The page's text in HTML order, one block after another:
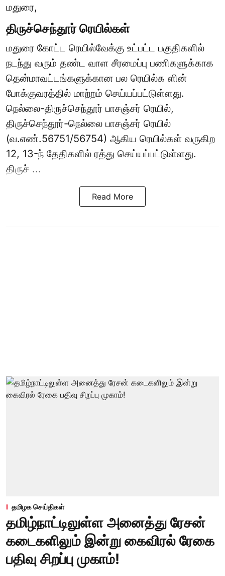
மதுரை,
திருச்செந்தூர் ரெயில்கள்
மதுரை கோட்ட ரெயில்வேக்கு உட்பட்ட பகுதிகளில்
நடந்து வரும் தண்ட வாள சீரமைப்பு பணிகளுக்காக
தென்மாவட்டங்களுக்கான பல ரெயில்க ளின்
போக்குவரத்தில் மாற்றம் செய்யப்பட்டுள்ளது.
நெல்லை-திருச்செந்தூர் பாசஞ்சர் ரெயில்,
திருச்செந்தூர்-நெல்லை பாசஞ்சர் ரெயில்
(வ.எண்.56751/56754) ஆகிய ரெயில்கள் வருகிற
12, 13-ந் தேதிகளில் ரத்து செய்யப்பட்டுள்ளது.
திருச் ...
Read More
தமிழக செய்திகள்
தமிழ்நாட்டிலுள்ள அனைத்து ரேசன்
கடைகளிலும் இன்று கைவிரல் ரேகை
பதிவு சிறப்பு முகாம்!